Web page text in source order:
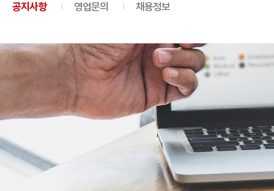
공지사항 영업문의 채용정보